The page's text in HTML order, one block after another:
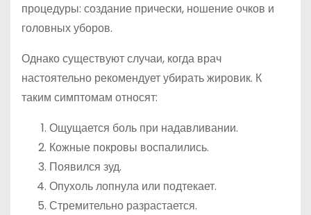
процедуры: создание прически, ношение очков и
головных уборов.
Однако существуют случаи, когда врач
настоятельно рекомендует убирать жировик. К
таким симптомам относят:
Ощущается боль при надавливании.
Кожные покровы воспалились.
Появился зуд.
Опухоль лопнула или подтекает.
Стремительно разрастается.